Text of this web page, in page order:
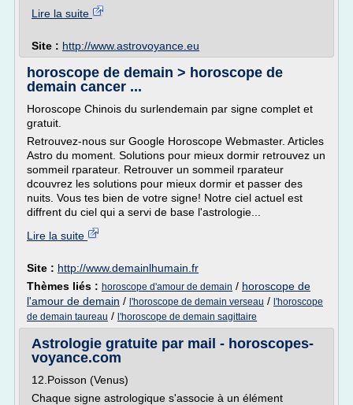
Lire la suite
Site : http://www.astrovoyance.eu
horoscope de demain > horoscope de
demain cancer ...
Horoscope Chinois du surlendemain par signe complet et
gratuit.
Retrouvez-nous sur Google Horoscope Webmaster. Articles
Astro du moment. Solutions pour mieux dormir retrouvez un
sommeil rparateur. Retrouver un sommeil rparateur
dcouvrez les solutions pour mieux dormir et passer des
nuits. Vous tes bien de votre signe! Notre ciel actuel est
diffrent du ciel qui a servi de base l'astrologie...
Lire la suite
Site : http://www.demainlhumain.fr
Thèmes liés : horoscope d'amour de demain / horoscope de
l'amour de demain / l'horoscope de demain verseau / l'horoscope
de demain taureau / l'horoscope de demain sagittaire
Astrologie gratuite par mail - horoscopes-
voyance.com
12.Poisson (Venus)
Chaque signe astrologique s'associe à un élément